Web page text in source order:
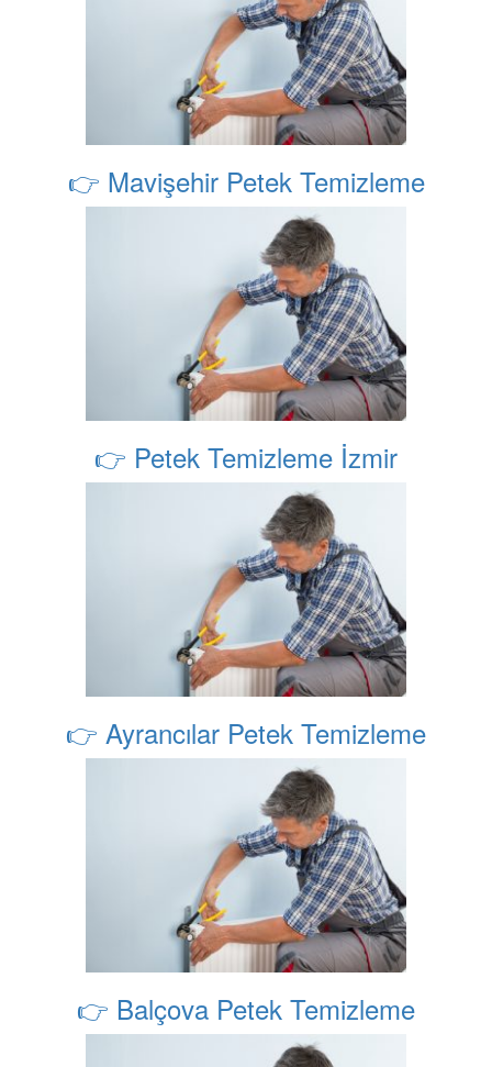
👉 Mavişehir Petek Temizleme
👉 Petek Temizleme İzmir
👉 Ayrancılar Petek Temizleme
👉 Balçova Petek Temizleme